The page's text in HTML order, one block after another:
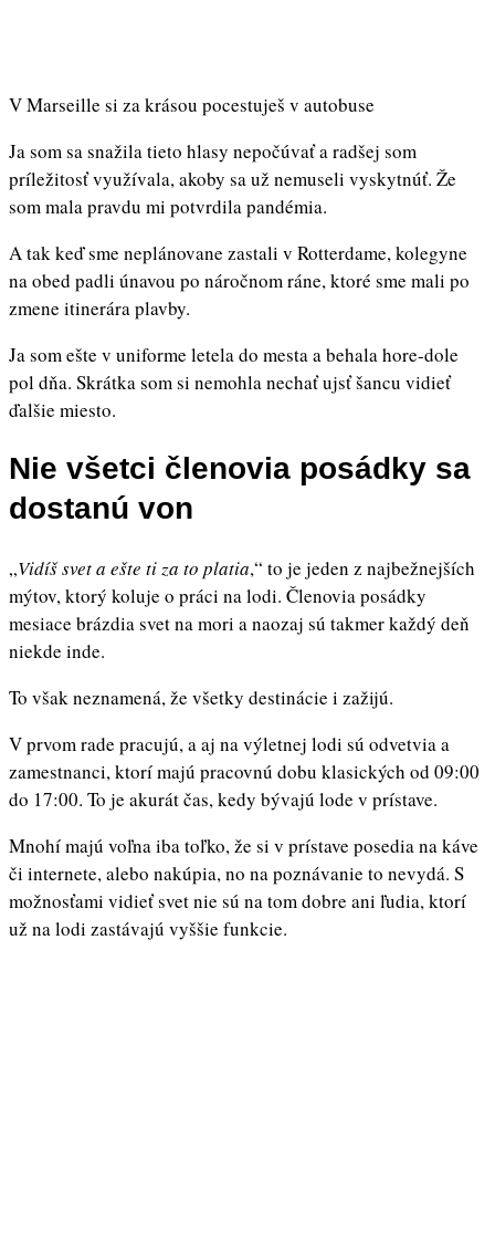
V Marseille si za krásou pocestuješ v autobuse
Ja som sa snažila tieto hlasy nepočúvať a radšej som
príležitosť využívala, akoby sa už nemuseli vyskytnúť. Že
som mala pravdu mi potvrdila pandémia.
A tak keď sme neplánovane zastali v Rotterdame, kolegyne
na obed padli únavou po náročnom ráne, ktoré sme mali po
zmene itinerára plavby.
Ja som ešte v uniforme letela do mesta a behala hore-dole
pol dňa. Skrátka som si nemohla nechať ujsť šancu vidieť
ďalšie miesto.
Nie všetci členovia posádky sa
dostanú von
„Vidíš svet a ešte ti za to platia,“ to je jeden z najbežnejších
mýtov, ktorý koluje o práci na lodi. Členovia posádky
mesiace brázdia svet na mori a naozaj sú takmer každý deň
niekde inde.
To však neznamená, že všetky destinácie i zažijú.
V prvom rade pracujú, a aj na výletnej lodi sú odvetvia a
zamestnanci, ktorí majú pracovnú dobu klasických od 09:00
do 17:00. To je akurát čas, kedy bývajú lode v prístave.
Mnohí majú voľna iba toľko, že si v prístave posedia na káve
či internete, alebo nakúpia, no na poznávanie to nevydá. S
možnosťami vidieť svet nie sú na tom dobre ani ľudia, ktorí
už na lodi zastávajú vyššie funkcie.